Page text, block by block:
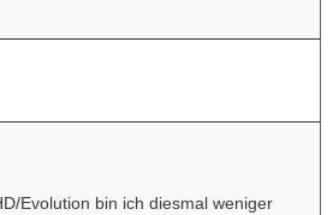
Evolution bin ich diesmal weniger